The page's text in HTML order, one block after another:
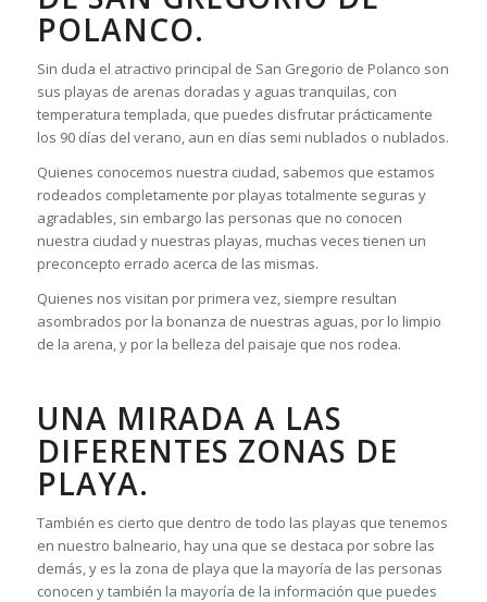
POLANCO.
Sin duda el atractivo principal de San Gregorio de Polanco son
sus playas de arenas doradas y aguas tranquilas, con
temperatura templada, que puedes disfrutar prácticamente
los 90 días del verano, aun en días semi nublados o nublados.
Quienes conocemos nuestra ciudad, sabemos que estamos
rodeados completamente por playas totalmente seguras y
agradables, sin embargo las personas que no conocen
nuestra ciudad y nuestras playas, muchas veces tienen un
preconcepto errado acerca de las mismas.
Quienes nos visitan por primera vez, siempre resultan
asombrados por la bonanza de nuestras aguas, por lo limpio
de la arena, y por la belleza del paisaje que nos rodea.
UNA MIRADA A LAS
DIFERENTES ZONAS DE
PLAYA.
También es cierto que dentro de todo las playas que tenemos
en nuestro balneario, hay una que se destaca por sobre las
demás, y es la zona de playa que la mayoría de las personas
conocen y también la mayoría de la información que puedes